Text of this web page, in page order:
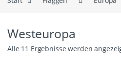
Westeuropa
Alle 11 Ergebnisse werden